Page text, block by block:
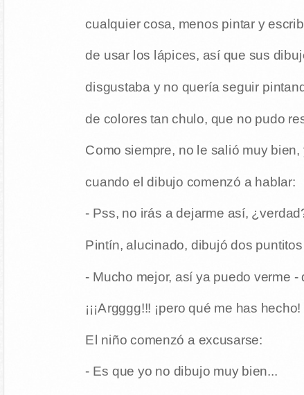
cualquier cosa, menos pintar y
de usar los lápices, así que sus
disgustaba y no quería seguir
de colores tan chulo, que no pudo
Como siempre, no le salió muy
cuando el dibujo comenzó a hablar:
- Pss, no irás a dejarme así,
Pintín, alucinado, dibujó dos
- Mucho mejor, así ya puedo verme
¡¡¡Argggg!!! ¡pero qué me has hecho!
El niño comenzó a excusarse:
- Es que yo no dibujo muy bien...